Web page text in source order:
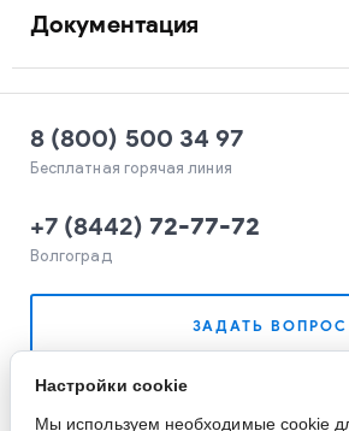
Документация
8 (800) 500 34 97
Бесплатная горячая линия
+7 (8442) 72-77-72
Волгоград
ЗАДАТЬ ВОПРОС
Настройки cookie
Мы используем необходимые cookie